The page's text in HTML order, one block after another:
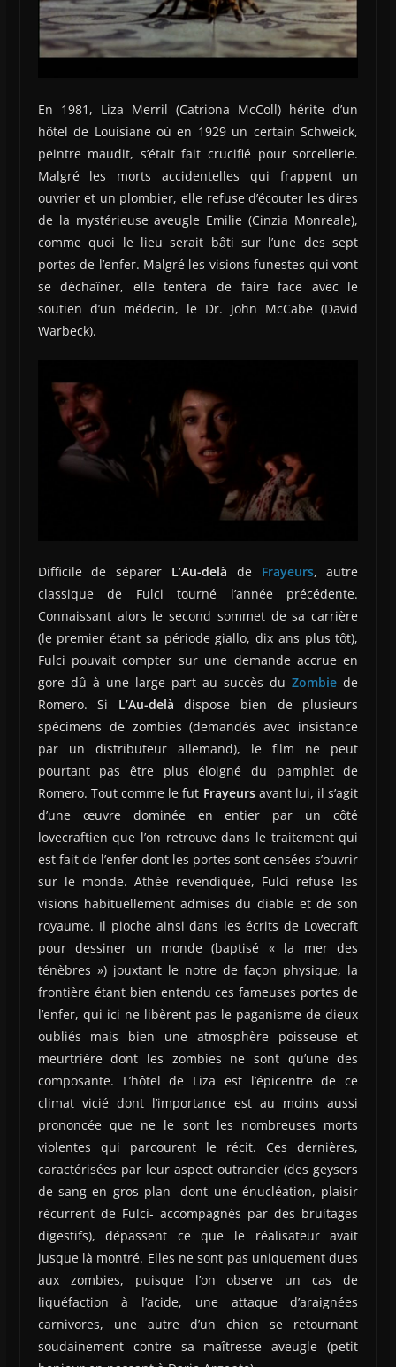
En 1981, Liza Merril (Catriona McColl) hérite d’un
hôtel de Louisiane où en 1929 un certain Schweick,
peintre maudit, s’était fait crucifié pour sorcellerie.
Malgré les morts accidentelles qui frappent un
ouvrier et un plombier, elle refuse d’écouter les dires
de la mystérieuse aveugle Emilie (Cinzia Monreale),
comme quoi le lieu serait bâti sur l’une des sept
portes de l’enfer. Malgré les visions funestes qui vont
se déchaîner, elle tentera de faire face avec le
soutien d’un médecin, le Dr. John McCabe (David
Warbeck).
Difficile de séparer L’Au-delà de Frayeurs, autre
classique de Fulci tourné l’année précédente.
Connaissant alors le second sommet de sa carrière
(le premier étant sa période giallo, dix ans plus tôt),
Fulci pouvait compter sur une demande accrue en
gore dû à une large part au succès duZombie de
Romero. Si L’Au-delà dispose bien de plusieurs
spécimens de zombies (demandés avec insistance
par un distributeur allemand), le film ne peut
pourtant pas être plus éloigné du pamphlet de
Romero. Tout comme le fut Frayeursavant lui, il s’agit
d’une œuvre dominée en entier par un côté
lovecraftien que l’on retrouve dans le traitement qui
est fait de l’enfer dont les portes sont censées s’ouvrir
sur le monde. Athée revendiquée, Fulci refuse les
visions habituellement admises du diable et de son
royaume. Il pioche ainsi dans les écrits de Lovecraft
pour dessiner un monde (baptisé « la mer des
ténèbres ») jouxtant le notre de façon physique, la
frontière étant bien entendu ces fameuses portes de
l’enfer, qui ici ne libèrent pas le paganisme de dieux
oubliés mais bien une atmosphère poisseuse et
meurtrière dont les zombies ne sont qu’une des
composante. L’hôtel de Liza est l’épicentre de ce
climat vicié dont l’importance est au moins aussi
prononcée que ne le sont les nombreuses morts
violentes qui parcourent le récit. Ces dernières,
caractérisées par leur aspect outrancier (des geysers
de sang en gros plan -dont une énucléation, plaisir
récurrent de Fulci- accompagnés par des bruitages
digestifs), dépassent ce que le réalisateur avait
jusque là montré. Elles ne sont pas uniquement dues
aux zombies, puisque l’on observe un cas de
liquéfaction à l’acide, une attaque d’araignées
carnivores, une autre d’un chien se retournant
soudainement contre sa maîtresse aveugle (petit